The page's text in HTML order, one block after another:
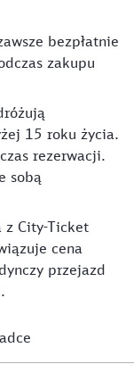
bezpłatnie
zakupu
15 roku życia.
rezerwacji.
sobą
z City-Ticket
cena
przejazd